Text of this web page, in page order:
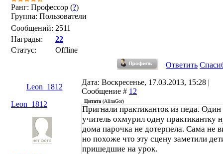
Ранг: Профессор (?)
Группа: Пользователи
Сообщений: 2511
Награды:
22
Статус:
Offline
Ответить
Leon_1812
Дата: Воскресенье, 17.03.2013, 15:28 |
Сообщение # 12
Leon_1812
Цитата (AlinaGor)
Пригнали практиканток из педа. Один
учитель охмурил одну практикантку
дома парочка не дотерпела. Сама не
но похоже что эту сцену заметили
пришедшие на урок.